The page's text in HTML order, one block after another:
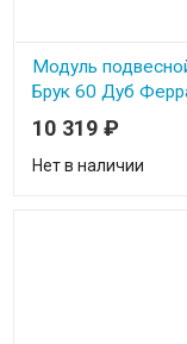
Модуль
Брук 60 Дуб
10 319 ₽
Нет в наличии